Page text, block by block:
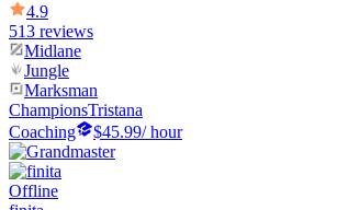
4.9
513 reviews
Midlane
Jungle
Marksman
ChampionsTristana
Coaching
$45.99/ hour
Offline